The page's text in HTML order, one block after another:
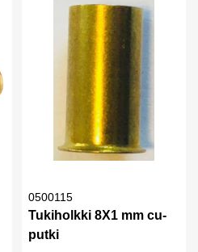
0500115
Tukiholkki 8X1 mm cu-
putki